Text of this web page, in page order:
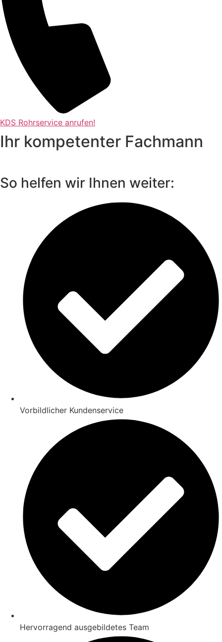
KDS Rohrservice anrufen!
Ihr kompetenter Fachmann
So helfen wir Ihnen weiter:
Vorbildlicher Kundenservice
Hervorragend ausgebildetes Team